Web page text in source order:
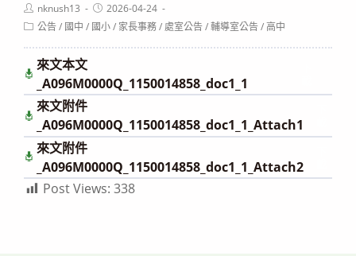
Post
author:
nknush13
Post
published:
2026-04-24
Post公告/ 國中 / 國小/ 家長事務/處室公告/輔導室公告/高中
來文本文
_A096M0000Q_1150014858_doc1_1
來文附件
_A096M0000Q_1150014858_doc1_1_Attach1
來文附件
_A096M0000Q_1150014858_doc1_1_Attach2
Post Views: 338